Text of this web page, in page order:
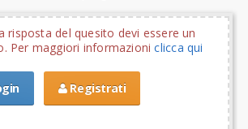
risposta del quesito devi essere un
Per maggiori informazioniclicca qui
Registrati